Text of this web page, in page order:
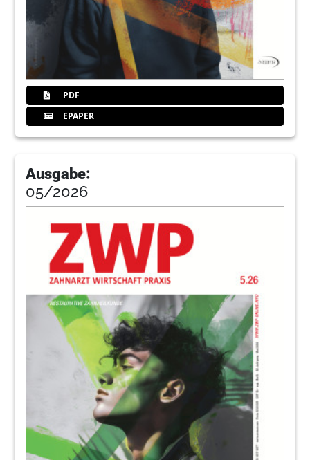
88 Dentfokus
90 Claridentis
92Finanzen
97Kleinanzeigen
Impresskurio
PDF
EPAPER
Ausgabe:
05/2026